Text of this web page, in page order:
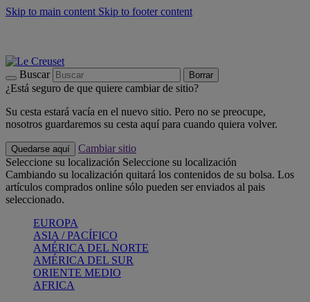
Skip to main content Skip to footer content
Buscar Borrar
¿Está seguro de que quiere cambiar de sitio?
Su cesta estará vacía en el nuevo sitio. Pero no se preocupe,
nosotros guardaremos su cesta aquí para cuando quiera volver.
Quedarse aquí
Cambiar sitio
Seleccione su localización Seleccione su localización
Cambiando su localización quitará los contenidos de su bolsa. Los
artículos comprados online sólo pueden ser enviados al pais
seleccionado.
EUROPA
ASIA / PACÍFICO
AMÉRICA DEL NORTE
AMÉRICA DEL SUR
ORIENTE MEDIO
AFRICA